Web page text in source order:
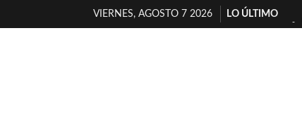
VIERNES, AGOSTO 7 2026
LO ÚLTIMO